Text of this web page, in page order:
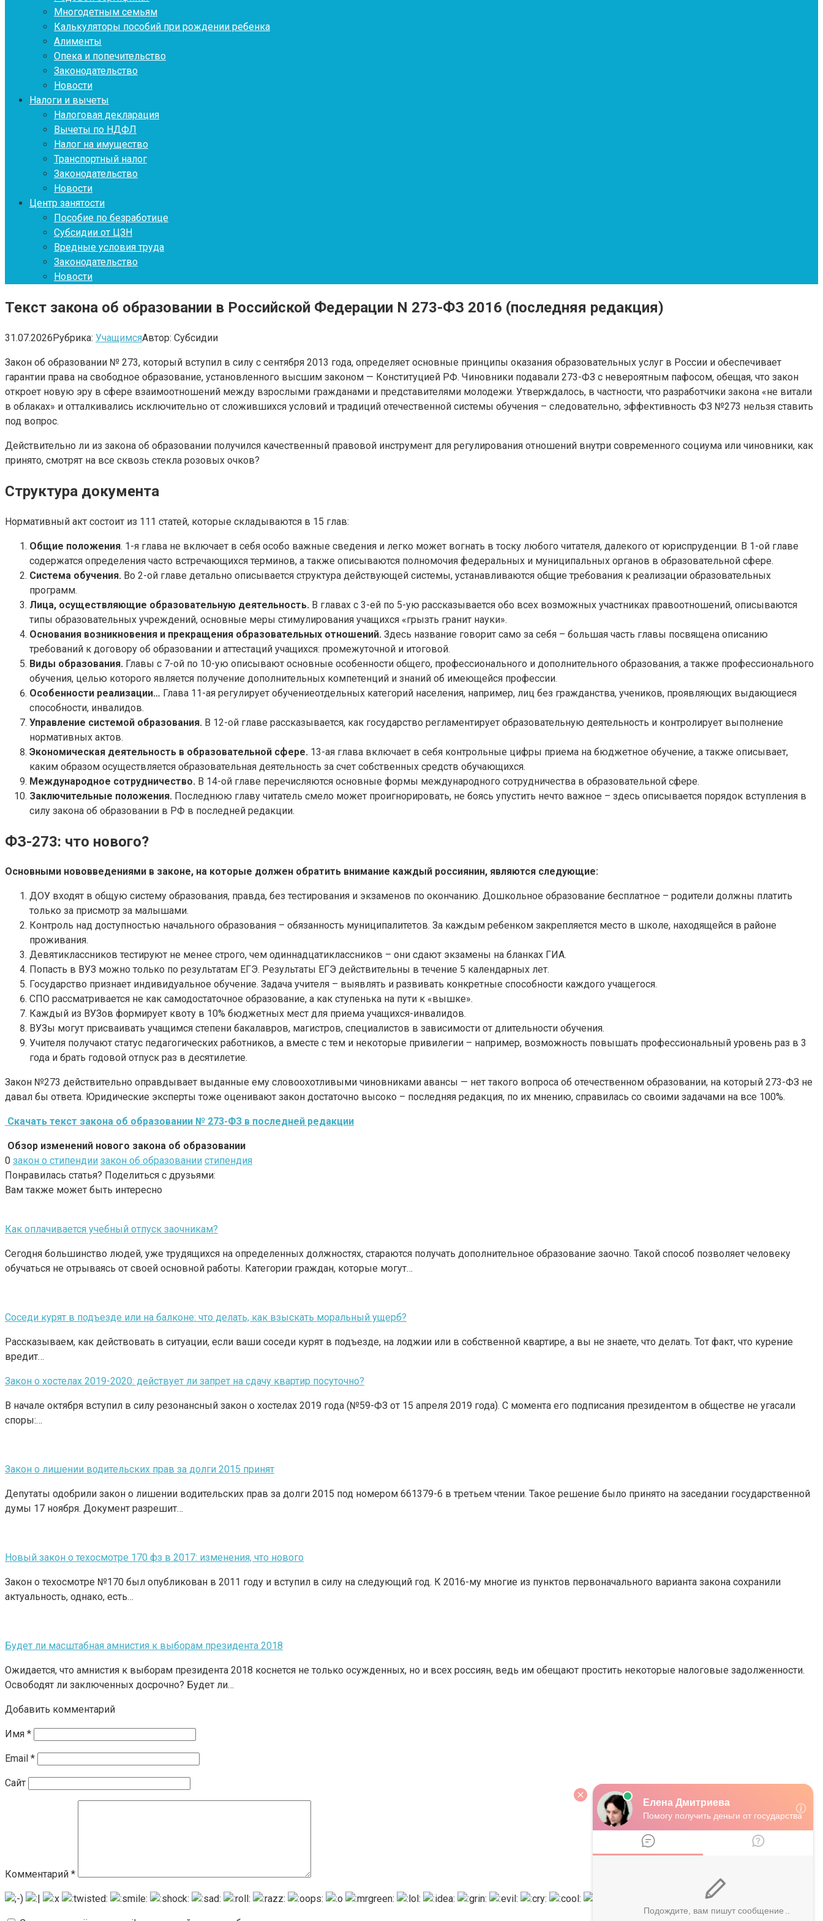
Многодетным семьям
Калькуляторы пособий при рождении ребенка
Алименты
Опека и попечительство
Законодательство
Новости
Налоги и вычеты
Налоговая декларация
Вычеты по НДФЛ
Налог на имущество
Транспортный налог
Законодательство
Новости
Центр занятости
Пособие по безработице
Субсидии от ЦЗН
Вредные условия труда
Законодательство
Новости
Текст закона об образовании в Российской Федерации N 273-ФЗ 2016 (последняя редакция)
31.07.2026Рубрика: УчащимсяАвтор: Субсидии
Закон об образовании № 273, который вступил в силу с сентября 2013 года, определяет основные принципы оказания образовательных услуг в России и обеспечивает
гарантии права на свободное образование, установленного высшим законом — Конституцией РФ. Чиновники подавали 273-ФЗ с невероятным пафосом, обещая, что закон
откроет новую эру в сфере взаимоотношений между взрослыми гражданами и представителями молодежи. Утверждалось, в частности, что разработчики закона «не витали
в облаках» и отталкивались исключительно от сложившихся условий и традиций отечественной системы обучения – следовательно, эффективность ФЗ №273 нельзя ставить
под вопрос.
Действительно ли из закона об образовании получился качественный правовой инструмент для регулирования отношений внутри современного социума или чиновники, как
принято, смотрят на все сквозь стекла розовых очков?
Структура документа
Нормативный акт состоит из 111 статей, которые складываются в 15 глав:
Общие положения. 1-я глава не включает в себя особо важные сведения и легко может вогнать в тоску любого читателя, далекого от юриспруденции. В 1-ой главе
содержатся определения часто встречающихся терминов, а также описываются полномочия федеральных и муниципальных органов в образовательной сфере.
Система обучения. Во 2-ой главе детально описывается структура действующей системы, устанавливаются общие требования к реализации образовательных
программ.
Лица, осуществляющие образовательную деятельность. В главах с 3-ей по 5-ую рассказывается обо всех возможных участниках правоотношений, описываются
типы образовательных учреждений, основные меры стимулирования учащихся «грызть гранит науки».
Основания возникновения и прекращения образовательных отношений. Здесь название говорит само за себя – большая часть главы посвящена описанию
требований к договору об образовании и аттестаций учащихся: промежуточной и итоговой.
Виды образования. Главы с 7-ой по 10-ую описывают основные особенности общего, профессионального и дополнительного образования, а также профессионального
обучения, целью которого является получение дополнительных компетенций и знаний об имеющейся профессии.
Особенности реализации… Глава 11-ая регулирует обучениеотдельных категорий населения, например, лиц без гражданства, учеников, проявляющих выдающиеся
способности, инвалидов.
Управление системой образования. В 12-ой главе рассказывается, как государство регламентирует образовательную деятельность и контролирует выполнение
нормативных актов.
Экономическая деятельность в образовательной сфере. 13-ая глава включает в себя контрольные цифры приема на бюджетное обучение, а также описывает,
каким образом осуществляется образовательная деятельность за счет собственных средств обучающихся.
Международное сотрудничество. В 14-ой главе перечисляются основные формы международного сотрудничества в образовательной сфере.
Заключительные положения. Последнюю главу читатель смело может проигнорировать, не боясь упустить нечто важное – здесь описывается порядок вступления в
силу закона об образовании в РФ в последней редакции.
ФЗ-273: что нового?
Основными нововведениями в законе, на которые должен обратить внимание каждый россиянин, являются следующие:
ДОУ входят в общую систему образования, правда, без тестирования и экзаменов по окончанию. Дошкольное образование бесплатное – родители должны платить
только за присмотр за малышами.
Контроль над доступностью начального образования – обязанность муниципалитетов. За каждым ребенком закрепляется место в школе, находящейся в районе
проживания.
Девятиклассников тестируют не менее строго, чем одиннадцатиклассников – они сдают экзамены на бланках ГИА.
Попасть в ВУЗ можно только по результатам ЕГЭ. Результаты ЕГЭ действительны в течение 5 календарных лет.
Государство признает индивидуальное обучение. Задача учителя – выявлять и развивать конкретные способности каждого учащегося.
СПО рассматривается не как самодостаточное образование, а как ступенька на пути к «вышке».
Каждый из ВУЗов формирует квоту в 10% бюджетных мест для приема учащихся-инвалидов.
ВУЗы могут присваивать учащимся степени бакалавров, магистров, специалистов в зависимости от длительности обучения.
Учителя получают статус педагогических работников, а вместе с тем и некоторые привилегии – например, возможность повышать профессиональный уровень раз в 3
года и брать годовой отпуск раз в десятилетие.
Закон №273 действительно оправдывает выданные ему словоохотливыми чиновниками авансы — нет такого вопроса об отечественном образовании, на который 273-ФЗ не
давал бы ответа. Юридические эксперты тоже оценивают закон достаточно высоко – последняя редакция, по их мнению, справилась со своими задачами на все 100%.
Скачать текст закона об образовании № 273-ФЗ в последней редакции
Обзор изменений нового закона об образовании
0 закон о стипендии закон об образовании стипендия
Понравилась статья? Поделиться с друзьями:
Вам также может быть интересно
Как оплачивается учебный отпуск заочникам?
Сегодня большинство людей, уже трудящихся на определенных должностях, стараются получать дополнительное образование заочно. Такой способ позволяет человеку
обучаться не отрываясь от своей основной работы. Категории граждан, которые могут…
Соседи курят в подъезде или на балконе: что делать, как взыскать моральный ущерб?
Рассказываем, как действовать в ситуации, если ваши соседи курят в подъезде, на лоджии или в собственной квартире, а вы не знаете, что делать. Тот факт, что курение
вредит…
Закон о хостелах 2019-2020: действует ли запрет на сдачу квартир посуточно?
В начале октября вступил в силу резонансный закон о хостелах 2019 года (№59-ФЗ от 15 апреля 2019 года). С момента его подписания президентом в обществе не угасали
споры:…
Закон о лишении водительских прав за долги 2015 принят
Депутаты одобрили закон о лишении водительских прав за долги 2015 под номером 661379-6 в третьем чтении. Такое решение было принято на заседании государственной
думы 17 ноября. Документ разрешит…
Новый закон о техосмотре 170 фз в 2017: изменения, что нового
Закон о техосмотре №170 был опубликован в 2011 году и вступил в силу на следующий год. К 2016-му многие из пунктов первоначального варианта закона сохранили
актуальность, однако, есть…
Будет ли масштабная амнистия к выборам президента 2018
Ожидается, что амнистия к выборам президента 2018 коснется не только осужденных, но и всех россиян, ведь им обещают простить некоторые налоговые задолженности.
Освободят ли заключенных досрочно? Будет ли…
Добавить комментарий
Имя *
Email *
Сайт
Комментарий *